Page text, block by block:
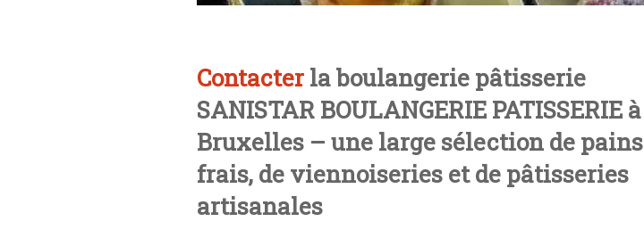
Contacter la boulangerie pâtisserie
SANISTAR BOULANGERIE PATISSERIE à
Bruxelles – une large sélection de pains
frais, de viennoiseries et de pâtisseries
artisanales